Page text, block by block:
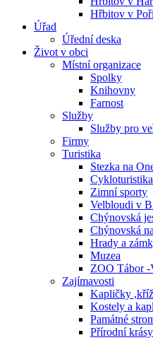
Hřbitov v
Úřad
Úřední deska
Život v obci
Místní organizace
Spolky
Knihovny
Farnost
Služby
Služby pro
Firmy
Turistika
Stezka na
Cykloturistika
Zimní sporty
Velbloudi v
Chýnovská
Chýnovská
Hrady a
Muzea
ZOO Tábor
Zajímavosti
Kapličky
Kostely a
Památné
Přírodní krásy